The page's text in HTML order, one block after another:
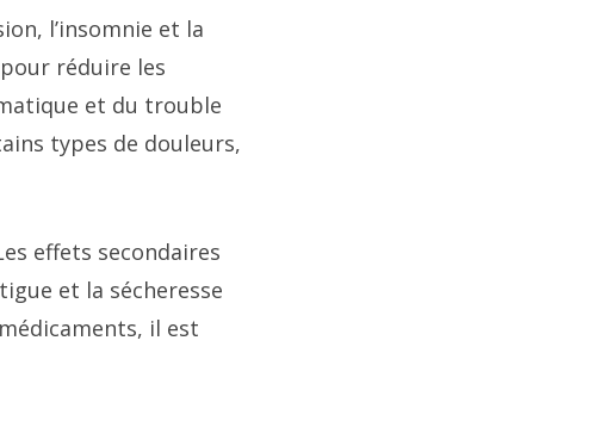
l’insomnie et la
réduire les
et du trouble
types de douleurs,
effets secondaires
et la sécheresse
il est